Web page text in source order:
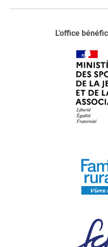
L'office